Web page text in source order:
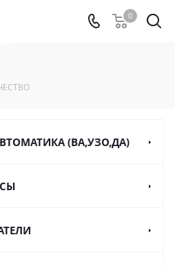
0
(ВА,УЗО,ДА)